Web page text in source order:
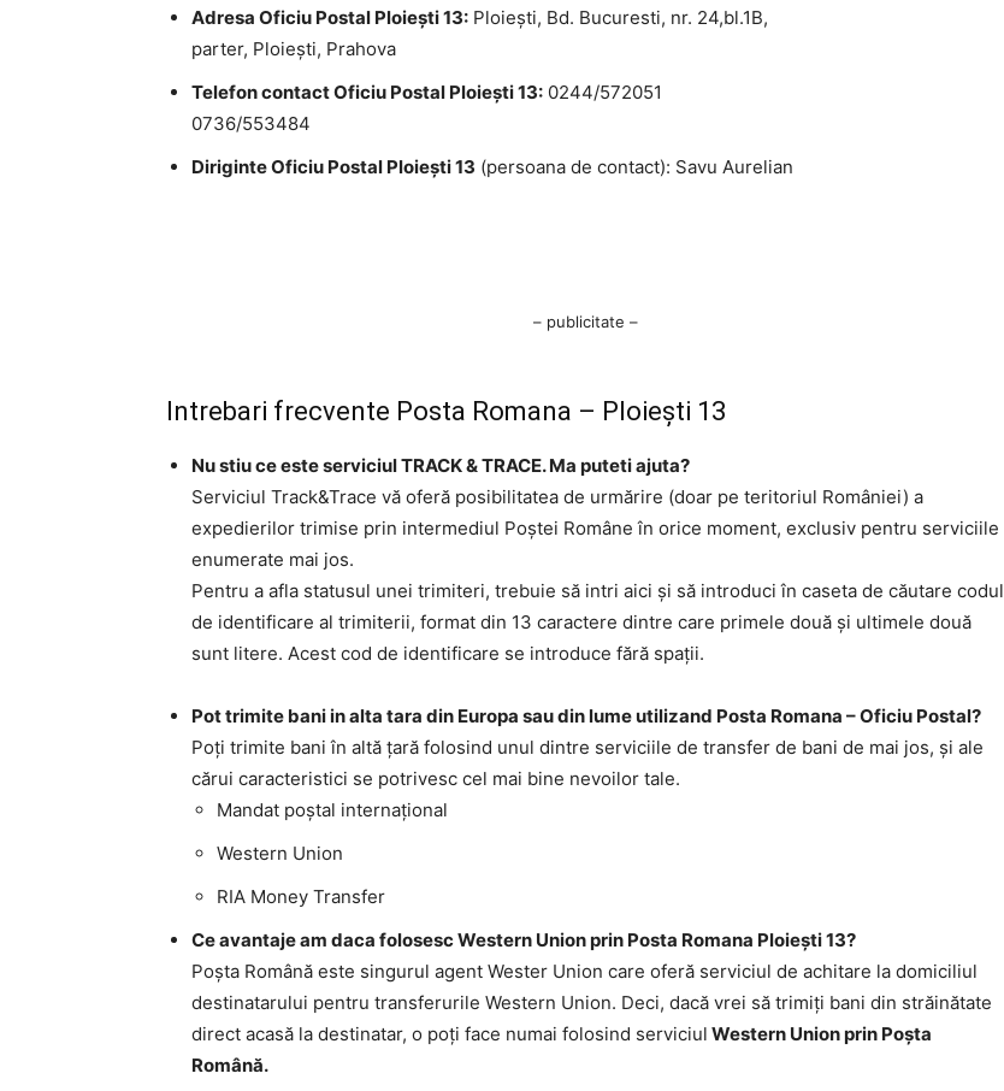
Adresa Oficiu Postal Ploieşti 13: Ploieşti, Bd. Bucuresti, nr. 24,bl.1B,
parter, Ploieşti, Prahova
Telefon contact Oficiu Postal Ploieşti 13: 0244/572051
0736/553484
Diriginte Oficiu Postal Ploieşti 13 (persoana de contact): Savu Aurelian
– publicitate –
Intrebari frecvente Posta Romana – Ploieşti 13
Nu stiu ce este serviciul TRACK & TRACE. Ma puteti ajuta?
Serviciul Track&Trace vă oferă posibilitatea de urmărire (doar pe teritoriul României) a
expedierilor trimise prin intermediul Poştei Române în orice moment, exclusiv pentru serviciile
enumerate mai jos.
Pentru a afla statusul unei trimiteri, trebuie să intri aici şi să introduci în caseta de căutare codul
de identificare al trimiterii, format din 13 caractere dintre care primele două şi ultimele două
sunt litere. Acest cod de identificare se introduce fără spaţii.
Pot trimite bani in alta tara din Europa sau din lume utilizand Posta Romana – Oficiu Postal?
Poţi trimite bani în altă ţară folosind unul dintre serviciile de transfer de bani de mai jos, şi ale
cărui caracteristici se potrivesc cel mai bine nevoilor tale.
Mandat poştal internaţional
Western Union
RIA Money Transfer
Ce avantaje am daca folosesc Western Union prin Posta Romana Ploieşti 13?
Poşta Română este singurul agent Wester Union care oferă serviciul de achitare la domiciliul
destinatarului pentru transferurile Western Union. Deci, dacă vrei să trimiţi bani din străinătate
direct acasă la destinatar, o poţi face numai folosind serviciul Western Union prin Poşta
Română.